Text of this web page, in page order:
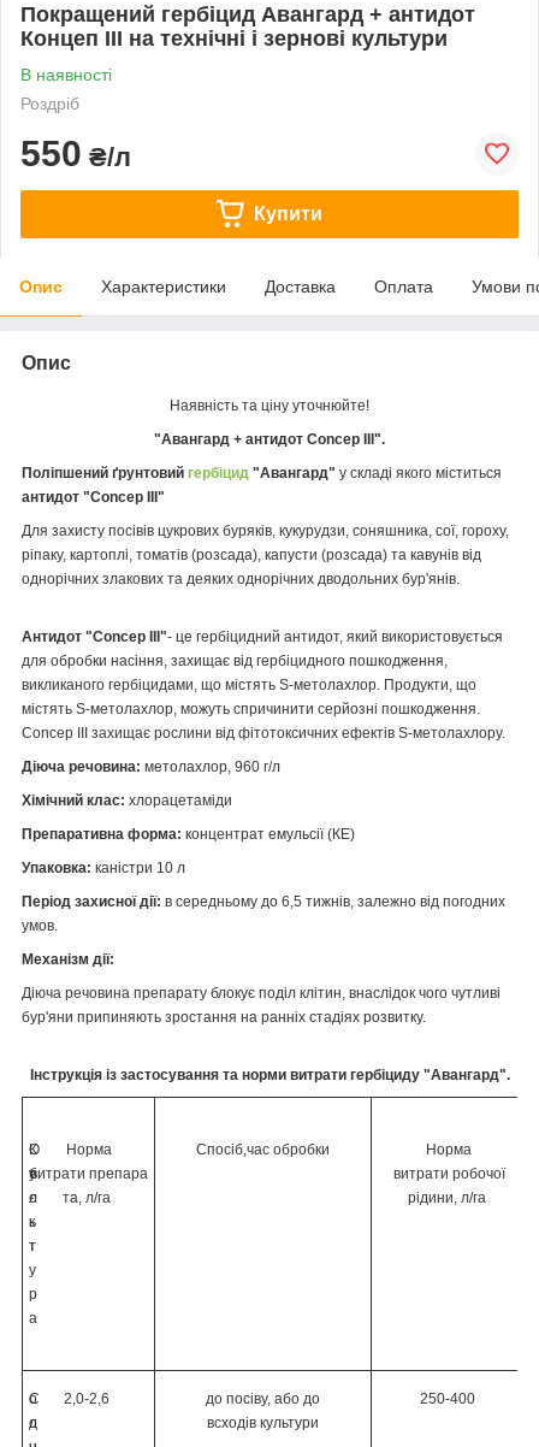
Покращений гербіцид Авангард + антидот
Концеп III на технічні і зернові культури
В наявності
Роздріб
550 ₴/л
Купити
Опис Характеристики Доставка Оплата Умови
Опис
Наявність та ціну уточнюйте!
"Авангард + антидот Concep ІІІ".
Поліпшений ґрунтовий гербіцид "Авангард" у складі якого міститься
антидот "Concep III"
Для захисту посівів цукрових буряків, кукурудзи, соняшника, сої, гороху,
ріпаку, картоплі, томатів (розсада), капусти (розсада) та кавунів від
однорічних злакових та деяких однорічних дводольних бур'янів.
Антидот "Concep III"- це гербіцидний антидот, який використовується
для обробки насіння, захищає від гербіцидного пошкодження,
викликаного гербіцидами, що містять S-метолахлор. Продукти, що
містять S-метолахлор, можуть спричинити серйозні пошкодження.
Concep III захищає рослини від фітотоксичних ефектів S-метолахлору.
Діюча речовина: метолахлор, 960 г/л
Хімічний клас: хлорацетаміди
Препаративна форма: концентрат емульсії (КЕ)
Упаковка: каністри 10 л
Період захисної дії: в середньому до 6,5 тижнів, залежно від погодних
умов.
Механізм дії:
Діюча речовина препарату блокує поділ клітин, внаслідок чого чутливі
бур'яни припиняють зростання на ранніх стадіях розвитку.
Інструкція із застосування та норми витрати гербіциду "Авангард".
К
у
л
ь
т
у
р
а
О
б
є
к
т
Норма
витрати препара
та, л/га
Спосіб,час обробки
Норма
витрати робочої
рідини, л/га
C
о
о
д
2,0-2,6
до посіву, або до
всходів культури
250-400